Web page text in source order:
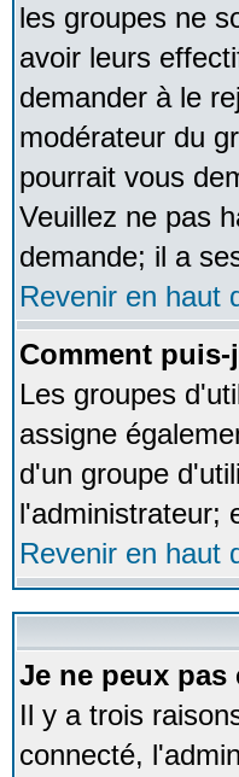
les groupes ne
avoir leurs
demander à le
modérateur du
pourrait vous
Veuillez ne pas
demande; il a
Revenir en haut
Comment
Les groupes
assigne
d'un groupe
l'administrateur;
Revenir en haut
Je ne peux pas
Il y a trois
connecté,